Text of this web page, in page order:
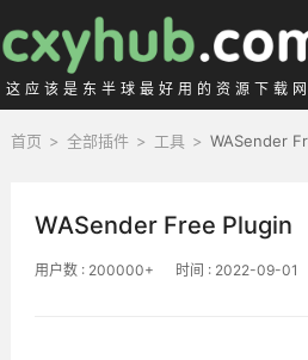
这应该是东半球最好用的资源下载
首页 > 全部插件 > 工具 > WASender
WASender Free Plugin
用户数 : 200000+ 时间 : 2022-09-01